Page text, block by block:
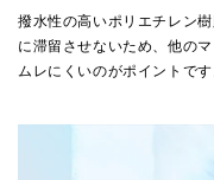
撥水性の高いポリエチレン
に滞留させないため、他の
ムレにくいのがポイントです